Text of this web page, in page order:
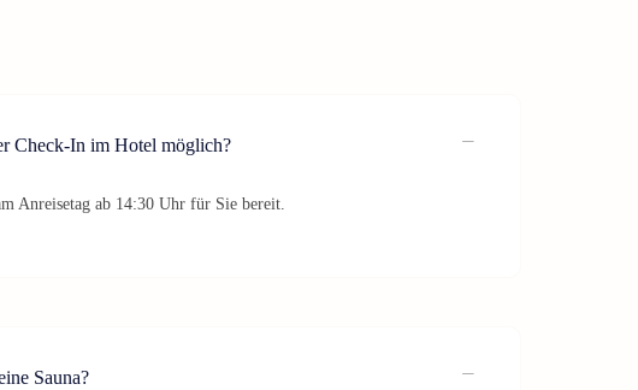
Check-In im Hotel möglich?
Anreisetag ab 14:30 Uhr für Sie bereit.
Sauna?